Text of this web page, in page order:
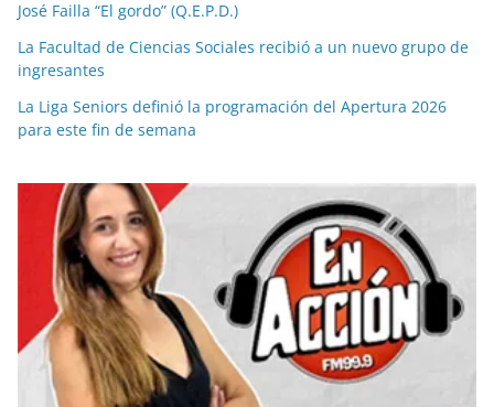
José Failla “El gordo” (Q.E.P.D.)
La Facultad de Ciencias Sociales recibió a un nuevo grupo de
ingresantes
La Liga Seniors definió la programación del Apertura 2026
para este fin de semana